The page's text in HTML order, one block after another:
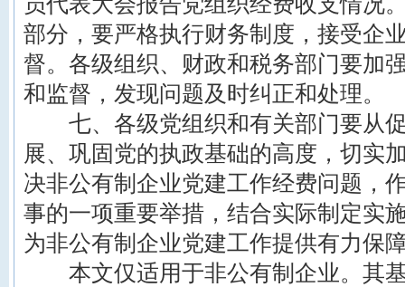
部分，要严格执行财务制度，接受企
督。各级组织、财政和税务部门要加
和监督，发现问题及时纠正和处理。
七、各级党组织和有关部门要从促
展、巩固党的执政基础的高度，切实
决非公有制企业党建工作经费问题，
事的一项重要举措，结合实际制定实
为非公有制企业党建工作提供有力保
本文仅适用于非公有制企业。其基